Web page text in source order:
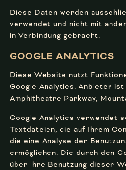
Diese Daten werden
verwendet und nicht mit
in Verbindung gebracht.
GOOGLE ANALYTICS
Diese Website nutzt
Google Analytics. Anbieter ist
Amphitheatre Parkway,
Google Analytics verwendet
Textdateien, die auf Ihrem
die eine Analyse der
ermöglichen. Die durch den
über Ihre Benutzung dieser